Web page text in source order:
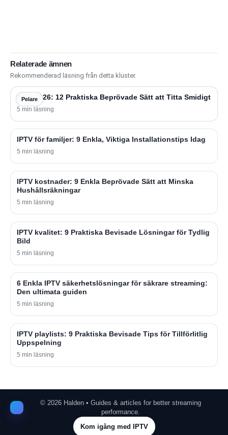
Relaterade ämnen
Rekommenderad läsning från detta kluster.
Pelare
IPTV 2026: 12 Praktiska Beprövade Sätt att Titta Smidigt
5 min läsning
IPTV för familjer: 9 Enkla, Viktiga Installationstips Idag
5 min läsning
IPTV kostnader: 9 Enkla Beprövade Sätt att Minska
Hushållsräkningar
5 min läsning
IPTV kvalitet: 9 Praktiska Bevisade Lösningar för Tydlig
Bild
5 min läsning
6 Enkla IPTV säkerhetslösningar för säkrare streaming:
Den ultimata guiden
5 min läsning
IPTV playlists: 9 Praktiska Bevisade Tips för Tillförlitlig
Uppspelning
5 min läsning
© 2026 Halden • Guides & articles for better streaming
performance.
Kom igång med IPTV